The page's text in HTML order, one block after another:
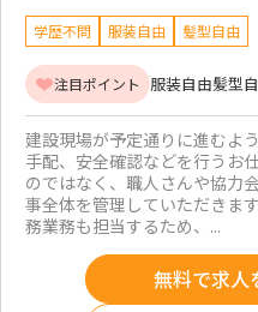
学歴不問 服装自由 髪型自由
注目ポイント 服装自由髪型
建設現場が予定通りに進むよ
手配、安全確認などを行うお
のではなく、職人さんや協力
事全体を管理していただきま
務業務も担当するため、...
無料で求人